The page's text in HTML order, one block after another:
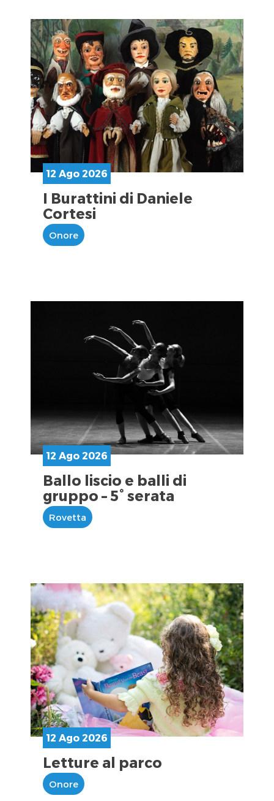
12 Ago 2026
I Burattini di Daniele
Cortesi
Onore
12 Ago 2026
Ballo liscio e balli di
gruppo – 5° serata
Rovetta
12 Ago 2026
Letture al parco
Onore